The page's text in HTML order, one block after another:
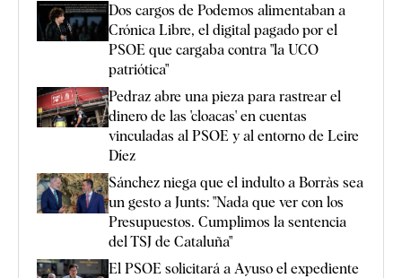
Dos cargos de Podemos alimentaban a
Crónica Libre, el digital pagado por el
PSOE que cargaba contra "la UCO
patriótica"
Pedraz abre una pieza para rastrear el
dinero de las 'cloacas' en cuentas
vinculadas al PSOE y al entorno de Leire
Díez
Sánchez niega que el indulto a Borràs sea
un gesto a Junts: "Nada que ver con los
Presupuestos. Cumplimos la sentencia
del TSJ de Cataluña"
El PSOE solicitará a Ayuso el expediente